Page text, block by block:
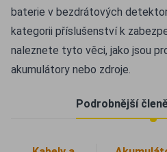
baterie v bezdrátových
kategorii příslušenství k
naleznete tyto věci, jako jsou
akumulátory nebo zdroje.
Podrobnější